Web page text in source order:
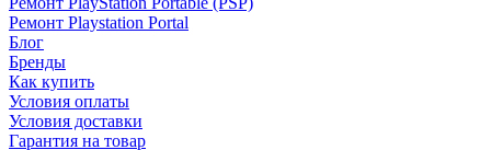
Ремонт Playstation Portal
Блог
Бренды
Как купить
Условия оплаты
Условия доставки
Гарантия на товар